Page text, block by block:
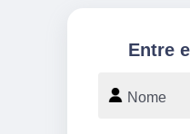
Entre